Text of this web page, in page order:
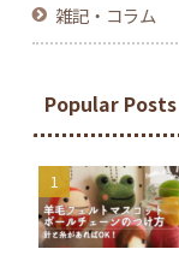
雑記・コラム
Popular Posts